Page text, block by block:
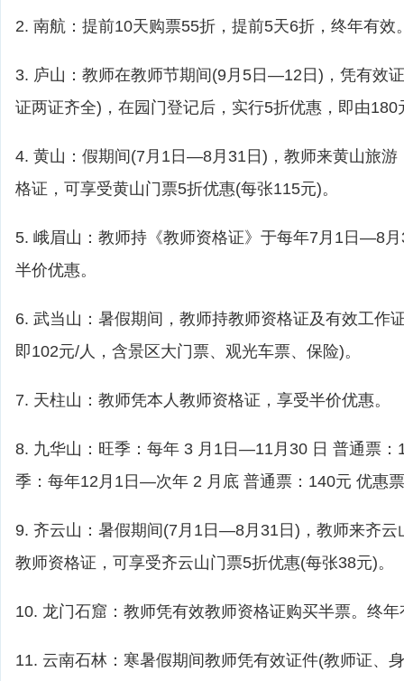
2. 南航：提前10天购票55折，提前5天6折，终年有效
3. 庐山：教师在教师节期间(9月5日—12日)，凭有效
证两证齐全)，在园门登记后，实行5折优惠，即由
4. 黄山：假期间(7月1日—8月31日)，教师来黄山旅游
格证，可享受黄山门票5折优惠(每张115元)。
5. 峨眉山：教师持《教师资格证》于每年7月1日—8
半价优惠。
6. 武当山：暑假期间，教师持教师资格证及有效工作
即102元/人，含景区大门票、观光车票、保险)。
7. 天柱山：教师凭本人教师资格证，享受半价优惠。
8. 九华山：旺季：每年 3 月1日—11月30 日 普通票：
季：每年12月1日—次年 2 月底 普通票：140元 优惠
9. 齐云山：暑假期间(7月1日—8月31日)，教师来齐云
教师资格证，可享受齐云山门票5折优惠(每张38元)。
10. 龙门石窟：教师凭有效教师资格证购买半票。终年
11. 云南石林：寒暑假期间教师凭有效证件(教师证、